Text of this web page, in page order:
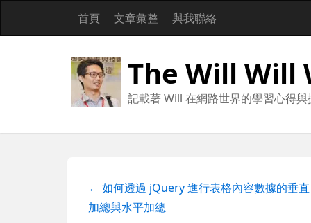
首頁 文章彙整 與我聯絡
The Will Will
記載著 Will 在網路世界的學習心得與
← 如何透過 jQuery 進行表格內容數據的垂直
加總與水平加總